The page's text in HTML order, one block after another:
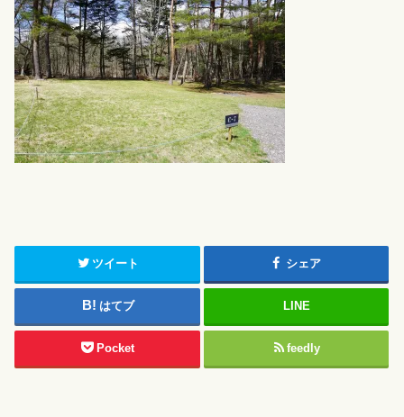
ツイート シェア
はてブ LINE
Pocket feedly